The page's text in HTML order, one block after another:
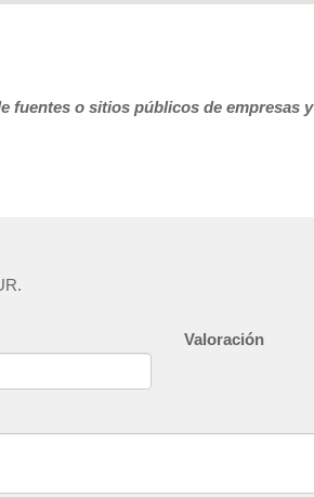
fuentes o sitios públicos de empresas y
Valoración